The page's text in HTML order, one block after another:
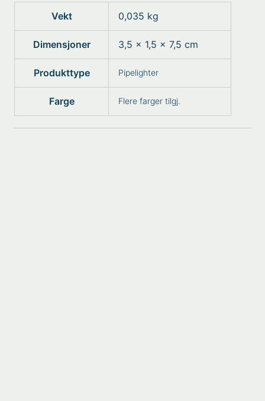
Vekt 0,035 kg
Dimensjoner 3,5 × 1,5 × 7,5 cm
Produkttype Pipelighter
Farge Flere farger tilgj.